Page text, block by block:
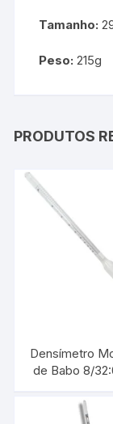
Tamanho:
Peso:215g
PRODUTOS
Densímetro
de Babo 8/
INCOTERM